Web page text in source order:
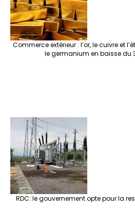
Commerce extérieur : l’or, le cuivre et
le germanium en baisse du
RDC: le gouvernement opte pour la